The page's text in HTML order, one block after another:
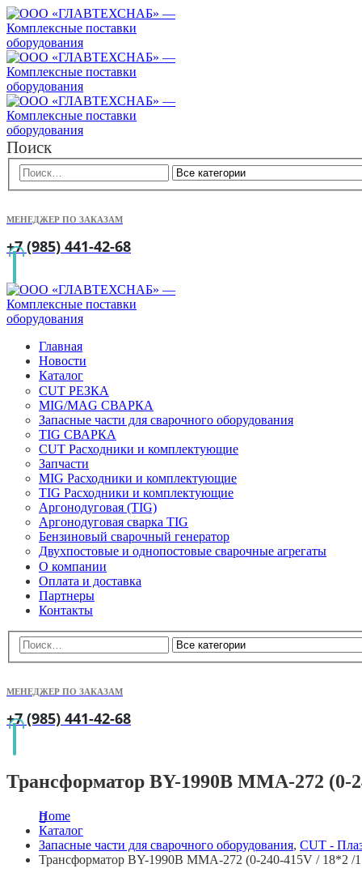
Поиск
МЕНЕДЖЕР ПО ЗАКАЗАМ
+7 (985) 441-42-68
Главная
Новости
Каталог
CUT РЕЗКА
MIG/MAG СВАРКА
Запасные части для сварочного оборудования
TIG СВАРКА
CUT Расходники и комплектующие
Запчасти
MIG Расходники и комплектующие
TIG Расходники и комплектующие
Аргонодуговая (TIG)
Аргонодуговая сварка TIG
Бензиновый сварочный генератор
Двухпостовые и однопостовые сварочные агрегаты
О компании
Оплата и доставка
Партнеры
Контакты
МЕНЕДЖЕР ПО ЗАКАЗАМ
+7 (985) 441-42-68
Трансформатор BY-1990B MMA-272 (0-
Home
Каталог
Запасные части для сварочного оборудования, CUT -
Трансформатор BY-1990B MMA-272 (0-240-415V / 18*2 /